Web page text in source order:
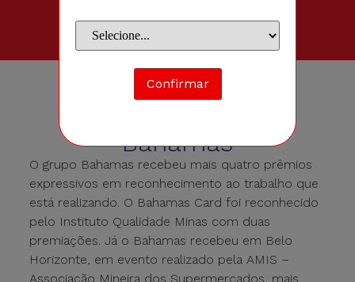
Confirmar
Semana de Ouro do
Bahamas
O grupo Bahamas recebeu mais quatro prêmios
expressivos em reconhecimento ao trabalho que
está realizando. O Bahamas Card foi reconhecido
pelo Instituto Qualidade Minas com duas
premiações. Já o Bahamas recebeu em Belo
Horizonte, em evento realizado pela AMIS –
Associação Mineira dos Supermercados, mais